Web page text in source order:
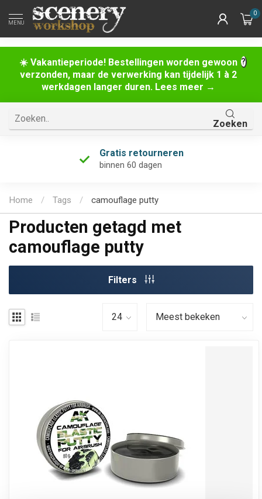
☀️ Vakantieperiode! Bestellingen worden gewoon
verzonden, maar de verwerking kan tijdelijk 1 à 2
werkdagen langer duren. Lees meer →
MENU
0
Zoeken
Gratis retourneren
binnen 60 dagen
Home / Tags / camouflage putty
Producten getagd met
camouflage putty
Filters